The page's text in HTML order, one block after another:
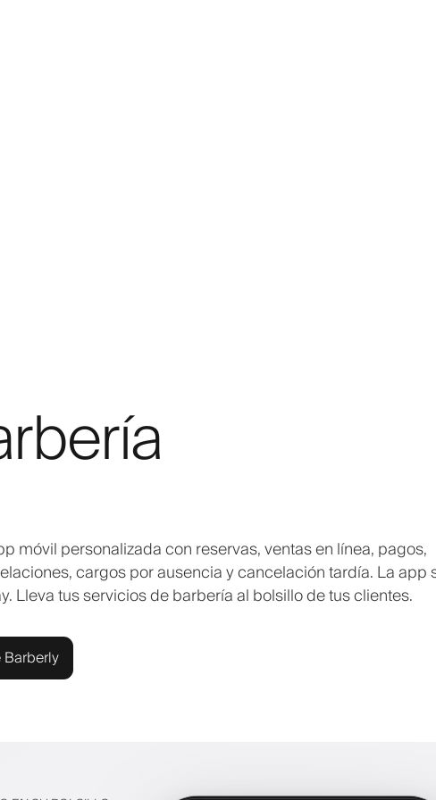
móvil personalizada con reservas, ventas en línea, pagos,
cargos por ausencia y cancelación tardía. La app
Lleva tus servicios de barbería al bolsillo de tus clientes.